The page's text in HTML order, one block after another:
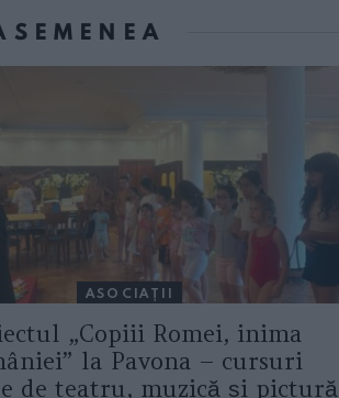
ASOCIAŢII
„Copiii Romei, inima
la Pavona – cursuri
de teatru, muzică și pictură